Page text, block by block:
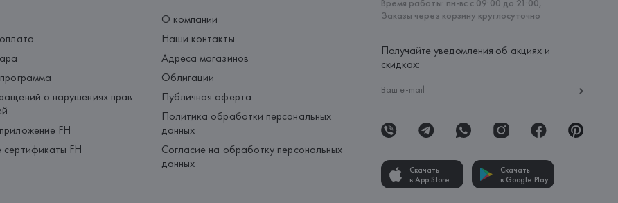
о нарушениях прав
FH
FH
О компании
Наши контакты
Адреса магазинов
Облигации
Публичная оферта
Политика обработки персональных
данных
Согласие на обработку персональных
данных
Время работы: пн-вс с 09:00 до 21:00,
Заказы через корзину круглосуточно
Получайте уведомления об акциях и
скидках:
Скачать
в App Store
Скачать
в Google Play